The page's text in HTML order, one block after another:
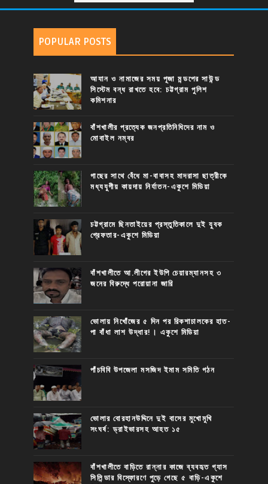
POPULAR POSTS
আযান ও নামাজের সময় পূজা মন্ডপের সাউন্ড
সিস্টেম বন্ধ রাখতে হবে: চট্টগ্রাম পুলিশ
কমিশনার
বাঁশখালীর প্রত্যেক জনপ্রতিনিধিদের নাম ও
মোবাইল নম্বর
গাছের সাথে বেঁধে মা-বাবাসহ মাদরাসা ছাত্রীকে
মধ্যযুগীয় কায়দায় নির্যাতন-একুশে মিডিয়া
চট্টগ্রামে ছিনতাইয়ের প্রস্তুতিকালে দুই যুবক
গ্রেফতার-একুশে মিডিয়া
বাঁশখালীতে আ.লীগের ইউপি চেয়ারম্যানসহ ৩
জনের বিরুদ্ধে পরোয়ানা জারি
ভোলায় নিখোঁজের ৫ দিন পর রিকশাচালকের হাত-
পা বাঁধা লাশ উদ্ধার!। একুশে মিডিয়া
পাঁচবিবি উপজেলা মসজিদ ইমাম সমিতি গঠন
ভোলার বোরহানউদ্দিনে দুই বাসের মুখোমুখি
সংঘর্ষ: ড্রাইভারসহ আহত ১৫
বাঁশখালীতে বাড়িতে রান্নার কাজে ব্যবহৃত গ্যাস
সিলিন্ডার বিস্ফোরণে পুড়ে গেছে ৫ বাড়ি-একুশে